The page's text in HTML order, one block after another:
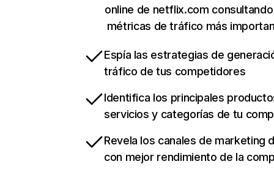
online de netflix.com
métricas de tráfico más
Espía las estrategias de
tráfico de tus competidores
Identifica los principales
servicios y categorías de tu
Revela los canales de marketing
con mejor rendimiento de la